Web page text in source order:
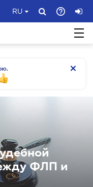
RU
ФЛП и